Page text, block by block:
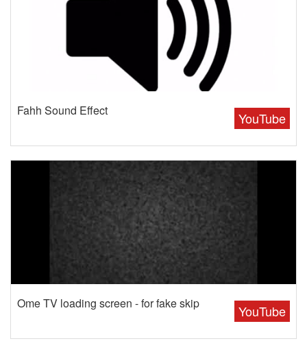
YouTube
Fahh Sound Effect
YouTube
Ome TV loading screen - for fake skip